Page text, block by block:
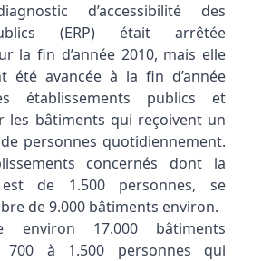
d’accessibilité des
(ERP) était arrêtée
la fin d’année 2010, mais elle
été avancée à la fin d’année
établissements publics et
les bâtiments qui reçoivent un
personnes quotidiennement.
concernés dont la
de 1.500 personnes, se
de 9.000 bâtiments environ.
environ 17.000 bâtiments
700 à 1.500 personnes qui